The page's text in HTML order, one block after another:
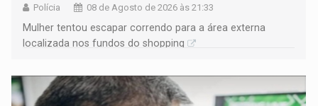
Polícia 08 de Agosto de 2026 às 21:33
Mulher tentou escapar correndo para a área externa
localizada nos fundos do shopping